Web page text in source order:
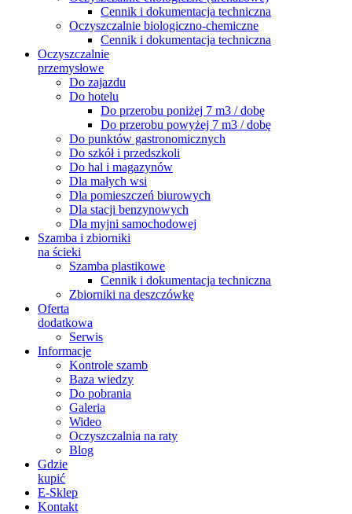
Cennik i dokumentacja techniczna
Oczyszczalnie biologiczno-chemiczne
Cennik i dokumentacja techniczna
Oczyszczalnie
przemysłowe
Do zajazdu
Do hotelu
Do przerobu poniżej 7 m3 / dobę
Do przerobu powyżej 7 m3 / dobę
Do punktów gastronomicznych
Do szkół i przedszkoli
Do hal i magazynów
Dla małych wsi
Dla pomieszczeń biurowych
Dla stacji benzynowych
Dla myjni samochodowej
Szamba i zbiorniki
na ścieki
Szamba plastikowe
Cennik i dokumentacja techniczna
Zbiorniki na deszczówkę
Oferta
dodatkowa
Serwis
Informacje
Kontrole szamb
Baza wiedzy
Do pobrania
Galeria
Wideo
Oczyszczalnia na raty
Blog
Gdzie
kupić
E-Sklep
Kontakt